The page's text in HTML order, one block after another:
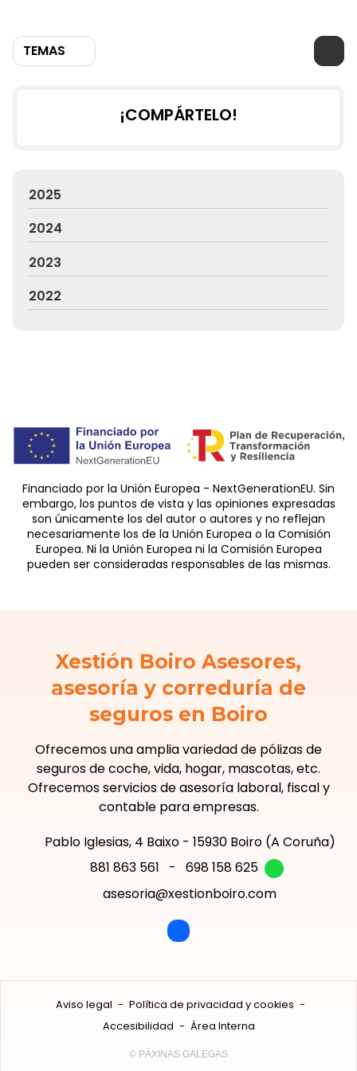
TEMAS
¡COMPÁRTELO!
2025
2024
2023
2022
Financiado por la Unión Europea - NextGenerationEU. Sin
embargo, los puntos de vista y las opiniones expresadas
son únicamente los del autor o autores y no reflejan
necesariamente los de la Unión Europea o la Comisión
Europea. Ni la Unión Europea ni la Comisión Europea
pueden ser consideradas responsables de las mismas.
Xestión Boiro Asesores,
asesoría y correduría de
seguros en Boiro
Ofrecemos una amplia variedad de pólizas de
seguros de coche, vida, hogar, mascotas, etc.
Ofrecemos servicios de asesoría laboral, fiscal y
contable para empresas.
Pablo Iglesias, 4 Baixo - 15930 Boiro (A Coruña)
881 863 561
-
698 158 625
asesoria@xestionboiro.com
Aviso legal - Política de privacidad y cookies -
Accesibilidad - Área Interna
© PÁXINAS GALEGAS